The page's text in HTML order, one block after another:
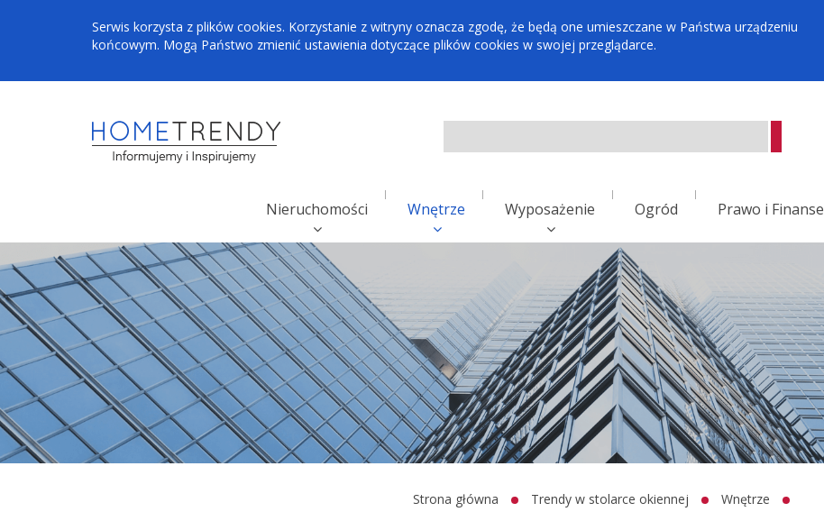
Serwis korzysta z plików cookies. Korzystanie z witryny oznacza zgodę, że będą one umieszczane w Państwa urządzeniu
końcowym. Mogą Państwo zmienić ustawienia dotyczące plików cookies w swojej przeglądarce.
Nieruchomości Wnętrze Wyposażenie Ogród Prawo i Finanse
Strona główna Trendy w stolarce okiennej Wnętrze